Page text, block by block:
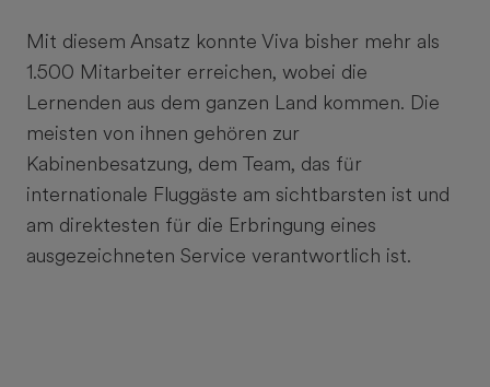
Mit diesem Ansatz konnte Viva bisher mehr als
1.500 Mitarbeiter erreichen, wobei die
Lernenden aus dem ganzen Land kommen. Die
meisten von ihnen gehören zur
Kabinenbesatzung, dem Team, das für
internationale Fluggäste am sichtbarsten ist und
am direktesten für die Erbringung eines
ausgezeichneten Service verantwortlich ist.